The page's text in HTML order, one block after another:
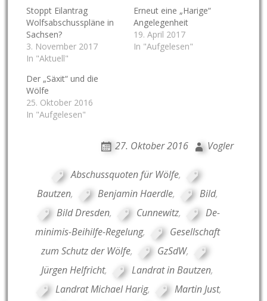
Stoppt Eilantrag
Wolfsabschusspläne in
Sachsen?
3. November 2017
In "Aktuell"
Erneut eine „Harige“
Angelegenheit
19. April 2017
In "Aufgelesen"
Der „Säxit“ und die
Wölfe
25. Oktober 2016
In "Aufgelesen"
27. Oktober 2016 Vogler
Abschussquoten für Wölfe,
Bautzen, Benjamin Haerdle, Bild,
Bild Dresden, Cunnewitz,
De-
minimis-Beihilfe-Regelung,
Gesellschaft
zum Schutz der Wölfe, GzSdW,
Jürgen Helfricht, Landrat in Bautzen,
Landrat Michael Harig, Martin Just,